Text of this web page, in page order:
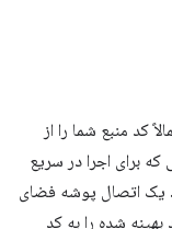
کد منبع شما را از
که برای اجرا در سریع
یک اتصال پوشه فضای
بهینه شده را به کد